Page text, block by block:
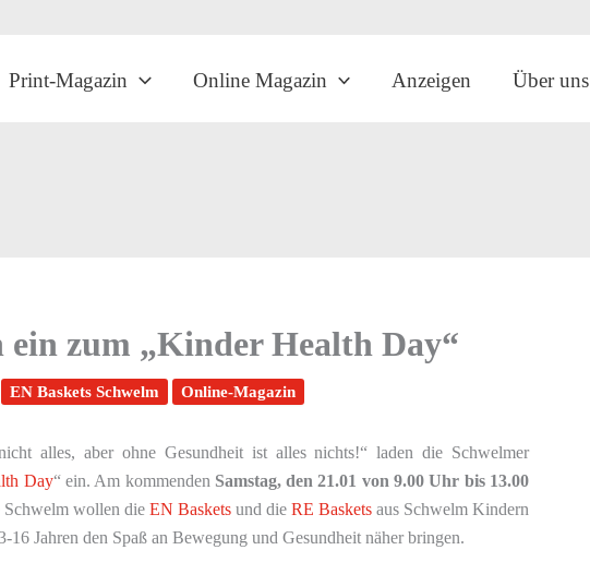
Print-Magazin Online Magazin Anzeigen Über uns
ein zum „Kinder Health Day“
EN Baskets Schwelm Online-Magazin
alles, aber ohne Gesundheit ist alles nichts!“ laden die Schwelmer
Day“ ein. Am kommenden Samstag, den 21.01 von 9.00 Uhr bis 13.00
Schwelm wollen die EN Baskets und die RE Baskets aus Schwelm Kindern
Jahren den Spaß an Bewegung und Gesundheit näher bringen.